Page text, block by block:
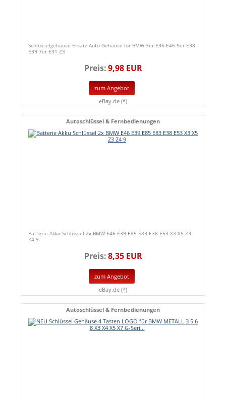
Schlüsselgehäuse Ersatz Auto Gehäuse für BMW 3er E36 E46 5er E38
E39 7er E31 Z3
Preis:9,98 EUR
zum Angebot
eBay.de (*)
Autoschlüssel & Fernbedienungen
Batterie Akku Schlüssel 2x BMW E46 E39 E85 E83 E38 E53 X3 X5 Z3
Z4 9
Preis:8,35 EUR
zum Angebot
eBay.de (*)
Autoschlüssel & Fernbedienungen